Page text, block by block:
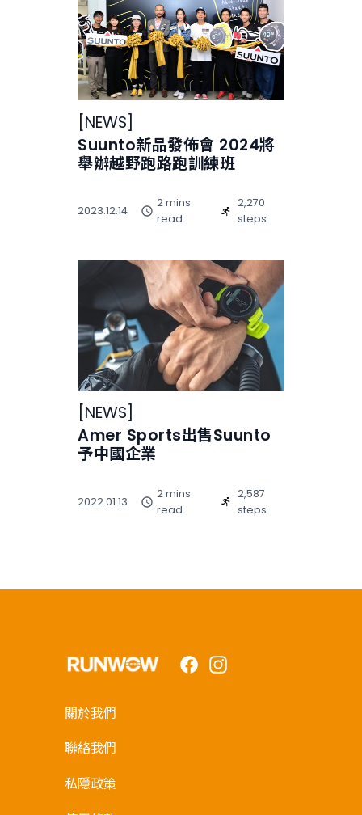
[NEWS]
Suunto新品發佈會 2024將
舉辦越野跑路跑訓練班
2023.12.14
2 mins
read
2,270
steps
[NEWS]
Amer Sports出售Suunto
予中國企業
2022.01.13
2 mins
read
2,587
steps
FacebookInstagram
關於我們
聯絡我們
私隱政策